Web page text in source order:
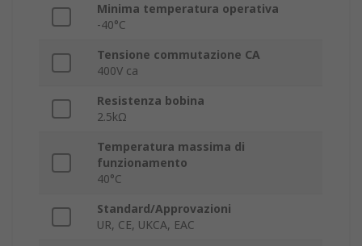
Minima temperatura operativa
-40°C
Tensione commutazione CA
400V ca
Resistenza bobina
2.5kΩ
Temperatura massima di
funzionamento
40°C
Standard/Approvazioni
UR, CE, UKCA, EAC